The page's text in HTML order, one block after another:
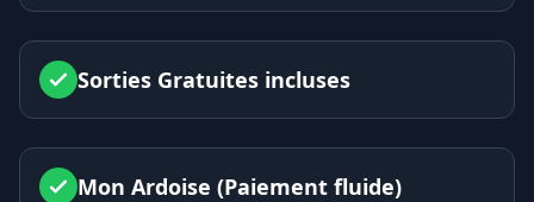
Sorties Gratuites incluses
Mon Ardoise (Paiement fluide)